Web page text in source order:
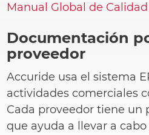
Manual Global de
Documentación
proveedor
Accuride usa el sistema
actividades comerciales
Cada proveedor tiene un
que ayuda a llevar a